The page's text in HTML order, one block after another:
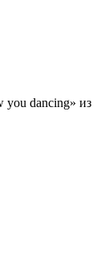
you dancing» из